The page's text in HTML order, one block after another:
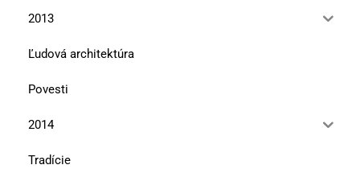
2013
Ľudová architektúra
Povesti
2014
Tradície